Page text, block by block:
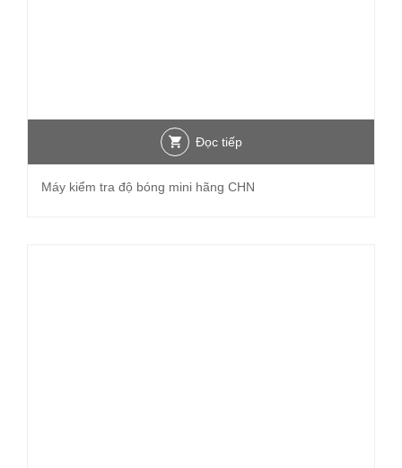
Đọc tiếp
Máy kiểm tra độ bóng mini hãng CHN